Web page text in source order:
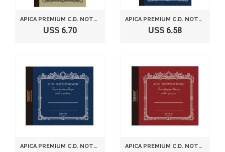
APICA PREMIUM C.D. NOTEBOOK - A5 - 5MM GRID - 96 SHEETS
US$ 6.70
APICA PREMIUM C.D. NOTEBOOK - A6 - 7 MM RULE - 96 SHEETS
US$ 6.58
APICA PREMIUM C.D. NOTEBOOK - MINI14.0CMX12.4CM -RULED 6.5MM- 96 SHEETS APICA PREMIUM C.D. NOTEBOOK - MINI14.0CMX12.4CM -GRID- 96 SHEETS